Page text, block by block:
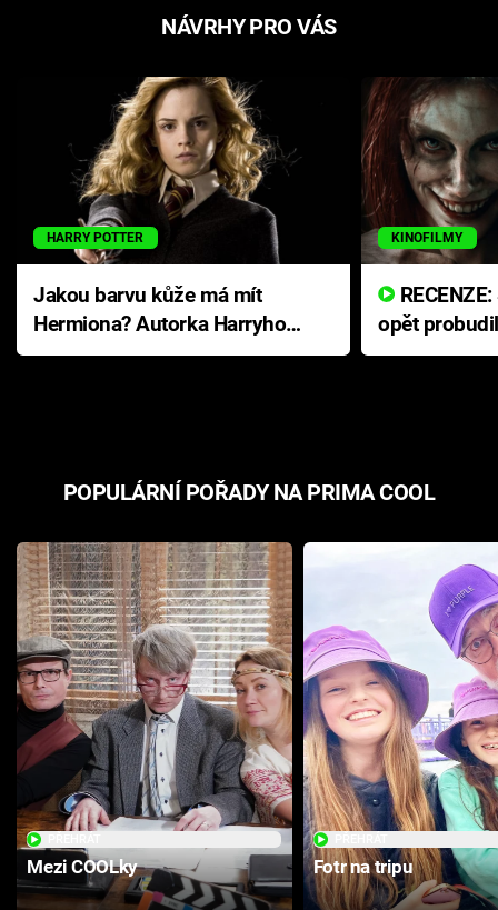
NÁVRHY PRO VÁS
HARRY POTTER
Jakou barvu kůže má mít
Hermiona? Autorka Harryho
Pottera přišla s ráznou
KINOFILMY
opět
přichází s
POPULÁRNÍ POŘADY NA PRIMA COOL
Mezi COOLky Fotr na tripu